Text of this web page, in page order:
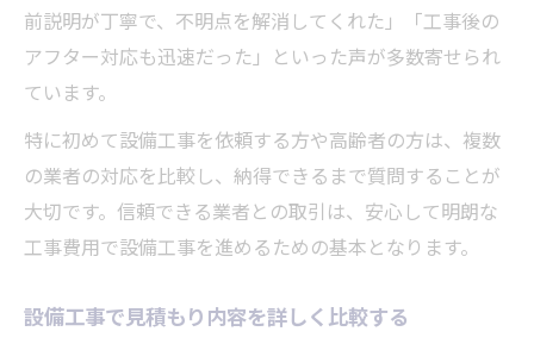
前説明が丁寧で、不明点を解消してくれた」「工事後の
アフター対応も迅速だった」といった声が多数寄せられ
ています。
特に初めて設備工事を依頼する方や高齢者の方は、複数
の業者の対応を比較し、納得できるまで質問することが
大切です。信頼できる業者との取引は、安心して明朗な
工事費用で設備工事を進めるための基本となります。
設備工事で見積もり内容を詳しく比較する